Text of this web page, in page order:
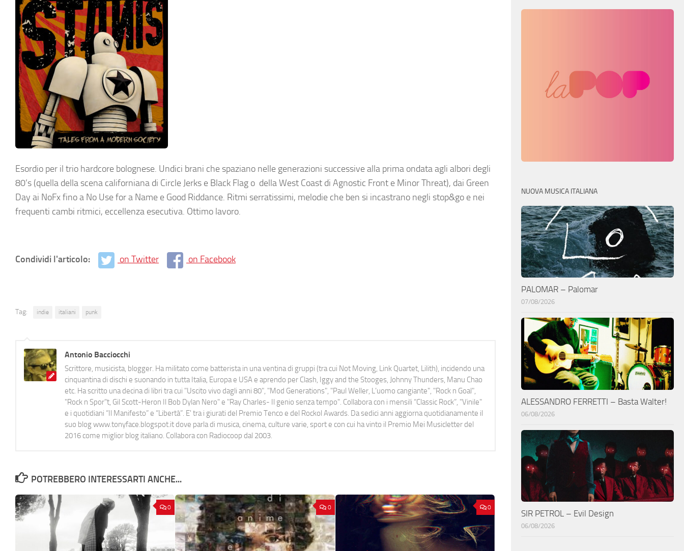
Esordio per il trio hardcore bolognese. Undici brani che spaziano nelle generazioni successive alla prima ondata agli albori degli
80’s (quella della scena californiana di Circle Jerks e Black Flag o della West Coast di Agnostic Front e Minor Threat), dai Green
Day ai NoFx fino a No Use for a Name e Good Riddance. Ritmi serratissimi, melodie che ben si incastrano negli stop&go e nei
frequenti cambi ritmici, eccellenza esecutiva. Ottimo lavoro.
Condividi l'articolo: on Twitter on Facebook
Tag: indie italiani punk
Antonio Bacciocchi
Scrittore, musicista, blogger. Ha militato come batterista in una ventina di gruppi (tra cui Not Moving, Link Quartet, Lilith), incidendo una
cinquantina di dischi e suonando in tutta Italia, Europa e USA e aprendo per Clash, Iggy and the Stooges, Johnny Thunders, Manu Chao
etc. Ha scritto una decina di libri tra cui "Uscito vivo dagli anni 80", "Mod Generations", "Paul Weller, L’uomo cangiante", "Rock n Goal",
"Rock n Spor"t, Gil Scott-Heron Il Bob Dylan Nero" e "Ray Charles- Il genio senza tempo". Collabora con i mensili “Classic Rock”, "Vinile"
e i quotidiani “Il Manifesto” e “Libertà”. E' tra i giurati del Premio Tenco e del Rockol Awards. Da sedici anni aggiorna quotidianamente il
suo blog www.tonyface.blogspot.it dove parla di musica, cinema, culture varie, sport e con cui ha vinto il Premio Mei Musicletter del
2016 come miglior blog italiano. Collabora con Radiocoop dal 2003.
POTREBBERO INTERESSARTI ANCHE...
0 0 0
NUOVA MUSICA ITALIANA
PALOMAR – Palomar
07/08/2026
ALESSANDRO FERRETTI – Basta Walter!
06/08/2026
SIR PETROL – Evil Design
06/08/2026